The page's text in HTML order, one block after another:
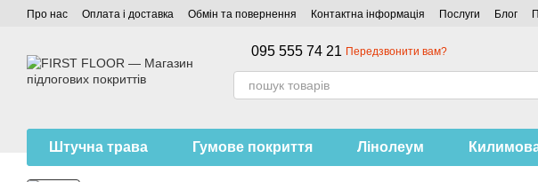
Перейти до основного контенту
Про нас Оплата і доставка Обмін та повернення Контактна інформація Послуги Блог
095 555 74 21 Передзвонити вам?
Штучна трава Гумове покриття Лінолеум